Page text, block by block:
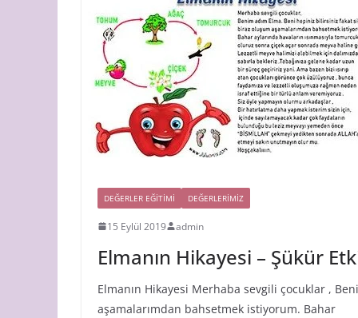
DEĞERLER EĞİTİMİ DEĞERLERİMİZ
15 Eylül 2019 admin
Elmanın Hikayesi – Şükür
Elmanın Hikayesi Merhaba sevgili çocuklar ,
aşamalarımdan bahsetmek istiyorum. Bahar